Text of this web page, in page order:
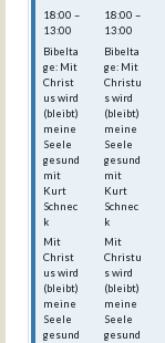
18:00 –
13:00
Bibelta
ge: Mit
Christ
us wird
(bleibt)
meine
Seele
gesund
mit
Kurt
Schnec
k
Mit
Christ
us wird
(bleibt)
meine
Seele
gesund
18:00 –
13:00
Bibelta
ge: Mit
Christu
s wird
(bleibt)
meine
Seele
gesund
mit
Kurt
Schnec
k
Mit
Christu
s wird
(bleibt)
meine
Seele
gesund